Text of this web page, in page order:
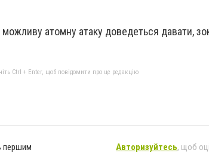
атомну атаку доведеться давати,
Ctrl + Enter, щоб повідомити про це редакцію
першим Авторизуйтесь, щоб